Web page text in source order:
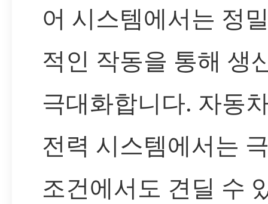
어 시스템에서는 정
적인 작동을 통해 생
극대화합니다. 자동
전력 시스템에서는
조건에서도 견딜 수